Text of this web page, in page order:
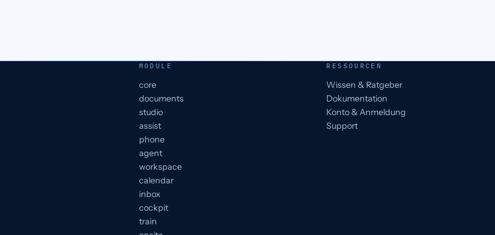
MODULE
core
documents
studio
assist
phone
agent
workspace
calendar
inbox
cockpit
train
RESSOURCEN
Wissen & Ratgeber
Dokumentation
Konto & Anmeldung
Support